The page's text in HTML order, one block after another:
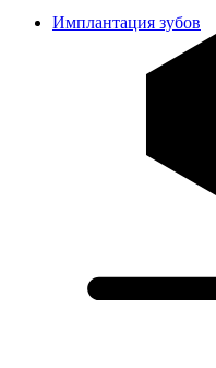
Имплантация зубов